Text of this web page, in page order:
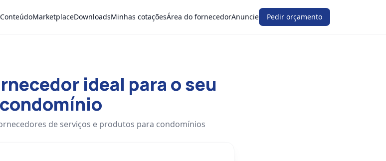
ConteúdoMarketplaceDownloadsMinhas cotaçõesÁrea do fornecedorAnuncie Pedir orçamento
ideal para o seu
condomínio
de serviços e produtos para condomínios